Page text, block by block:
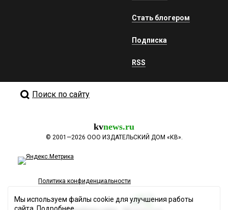
Стать блогером
Подписка
RSS
Поиск по сайту
kvnews.ru
© 2001—2026 ООО ИЗДАТЕЛЬСКИЙ ДОМ «КВ».
Политика конфиденциальности
Мы используем файлы cookie для улучшения работы